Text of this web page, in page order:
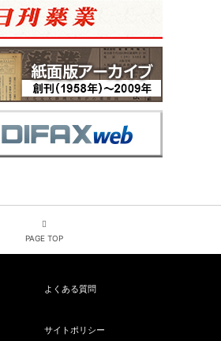
PAGE TOP
よくある質問
サイトポリシー